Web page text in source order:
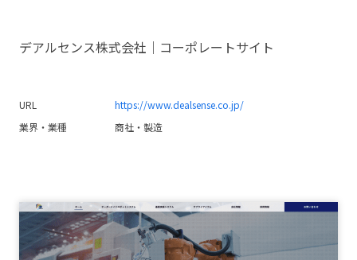
デアルセンス株式会社｜コーポレートサイト
URL
https://www.dealsense.co.jp/
業界・業種
商社・製造